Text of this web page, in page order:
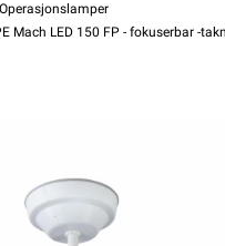
Operasjonslamper
Mach LED 150 FP - fokuserbar -